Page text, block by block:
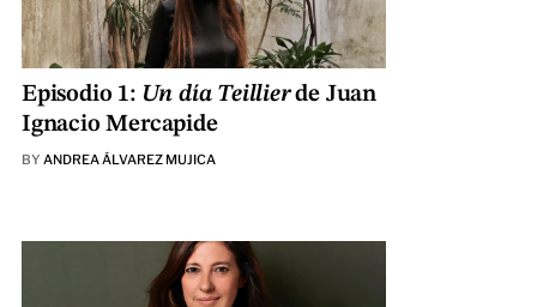
Episodio 1: Un día Teillierde Juan
Ignacio Mercapide
BY ANDREA ÁLVAREZ MUJICA